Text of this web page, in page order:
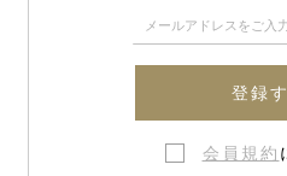
長袖コンビネゾン 3枚セット(オー
登録
会員規約